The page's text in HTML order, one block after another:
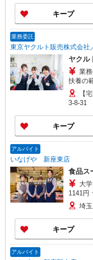
りなし
キープ
業務委託
東京ヤクルト販売株式会社
ヤクル
業
扶養の
応相談
間） ◆
りなし
【
3-8-31
キープ
アルバイト
いなげや 新座東店
食品ス
大
1141円 ★職種を限定しての募集のため、勤務時
間・曜
埼
キープ
アルバイト